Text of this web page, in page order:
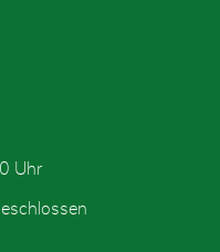
Uhr